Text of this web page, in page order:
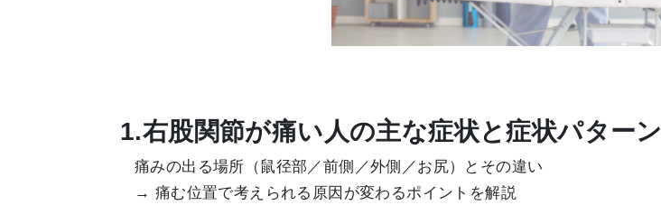
1.右股関節が痛い人の主な症状と症状パターン
痛みの出る場所（鼠径部／前側／外側／お尻）とその違い
→ 痛む位置で考えられる原因が変わるポイントを解説